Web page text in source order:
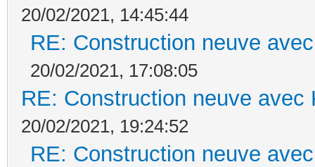
20/02/2021, 14:45:44
RE: Construction neuve
20/02/2021, 17:08:05
RE: Construction neuve avec
20/02/2021, 19:24:52
RE: Construction neuve